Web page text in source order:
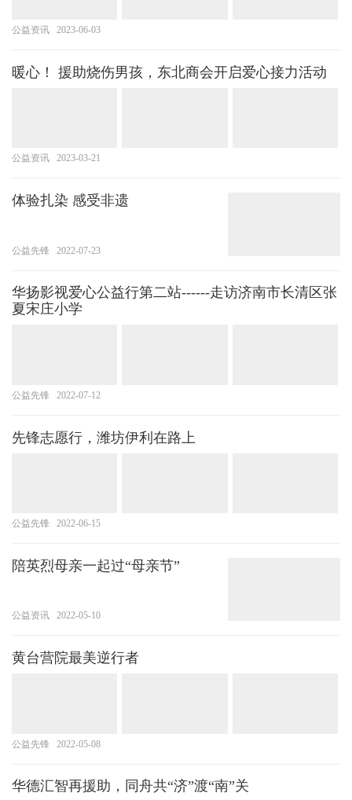
公益资讯 2023-06-03
暖心！ 援助烧伤男孩，东北商会开启爱心接力活动
公益资讯 2023-03-21
体验扎染 感受非遗
公益先锋 2022-07-23
华扬影视爱心公益行第二站------走访济南市长清区张
夏宋庄小学
公益先锋 2022-07-12
先锋志愿行，潍坊伊利在路上
公益先锋 2022-06-15
陪英烈母亲一起过“母亲节”
公益资讯 2022-05-10
黄台营院最美逆行者
公益先锋 2022-05-08
华德汇智再援助，同舟共“济”渡“南”关